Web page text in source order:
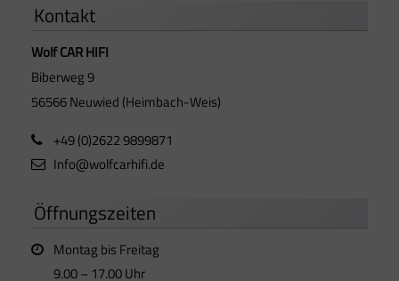
Kontakt
Wolf CAR HIFI
Biberweg 9
56566 Neuwied (Heimbach-Weis)
+49 (0)2622 9899871
Info@wolfcarhifi.de
Öffnungszeiten
Montag bis Freitag
9.00 – 17.00 Uhr